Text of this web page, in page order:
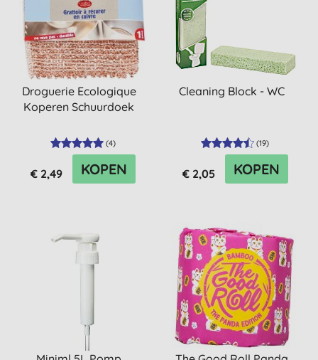
Droguerie Ecologique
Koperen Schuurdoek
(4)
€ 2,49 KOPEN
Cleaning Block - WC
(19)
€ 2,05 KOPEN